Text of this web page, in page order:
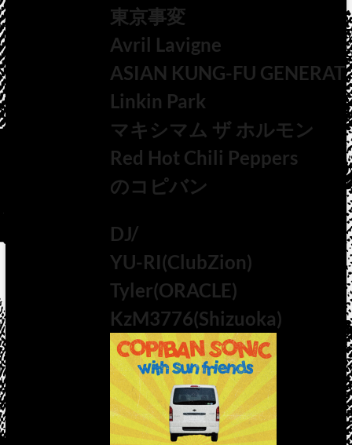
東京事変
Avril Lavigne
ASIAN KUNG-FU
Linkin Park
マキシマム ザ ホルモン
Red Hot Chili Peppers
のコピバン
DJ/
YU-RI(ClubZion)
Tyler(ORACLE)
KzM3776(Shizuoka)